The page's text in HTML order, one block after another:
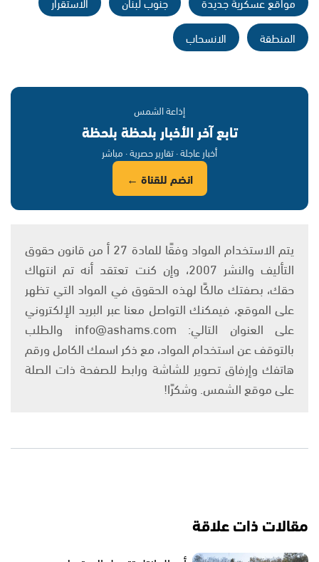
المنطقة
الانسحاب
إذاعة الشمس
تابع آخر الأخبار بلحظة بلحظة
أخبار عاجلة · تقارير حصرية · مباشر
انضم للقناة ←
يتم الاستخدام المواد وفقًا للمادة 27 أ من قانون حقوق
التأليف والنشر 2007، وإن كنت تعتقد أنه تم انتهاك
حقك، بصفتك مالكًا لهذه الحقوق في المواد التي تظهر
على الموقع، فيمكنك التواصل معنا عبر البريد الإلكتروني
على العنوان التالي: info@ashams.com والطلب
بالتوقف عن استخدام المواد، مع ذكر اسمك الكامل ورقم
هاتفك وإرفاق تصوير للشاشة ورابط للصفحة ذات الصلة
على موقع الشمس. وشكرًا!
مقالات ذات علاقة